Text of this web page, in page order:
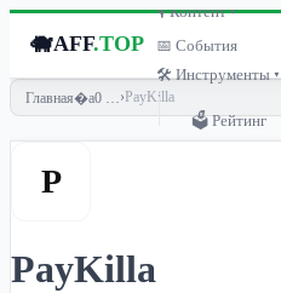
🐗AFF.TOP
🎙 Контент ▾
📅 События
🛠 Инструменты ▾
🗳 Рейтинг
Главная › PayKilla
P
PayKilla